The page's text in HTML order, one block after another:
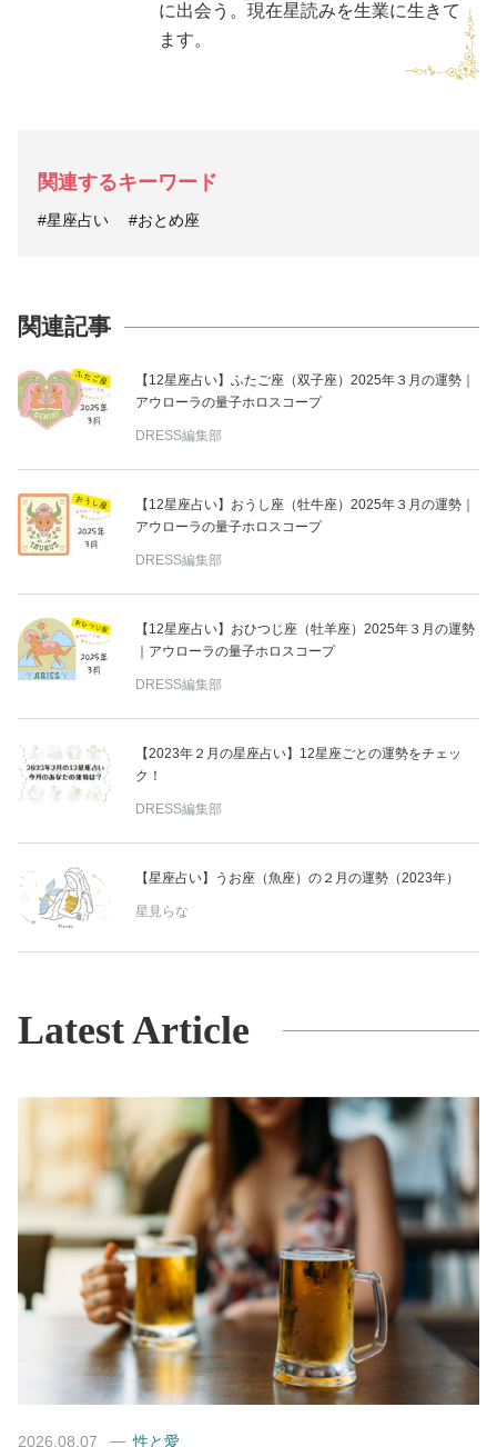
に出会う。現在星読みを生業に生きて
ます。
関連するキーワード
#星座占い #おとめ座
関連記事
【12星座占い】ふたご座（双子座）2025年３月の運勢｜
アウローラの量子ホロスコープ
DRESS編集部
【12星座占い】おうし座（牡牛座）2025年３月の運勢｜
アウローラの量子ホロスコープ
DRESS編集部
【12星座占い】おひつじ座（牡羊座）2025年３月の運勢
｜アウローラの量子ホロスコープ
DRESS編集部
【2023年２月の星座占い】12星座ごとの運勢をチェッ
ク！
DRESS編集部
【星座占い】うお座（魚座）の２月の運勢（2023年）
星見らな
Latest Article
2026.08.07 性と愛